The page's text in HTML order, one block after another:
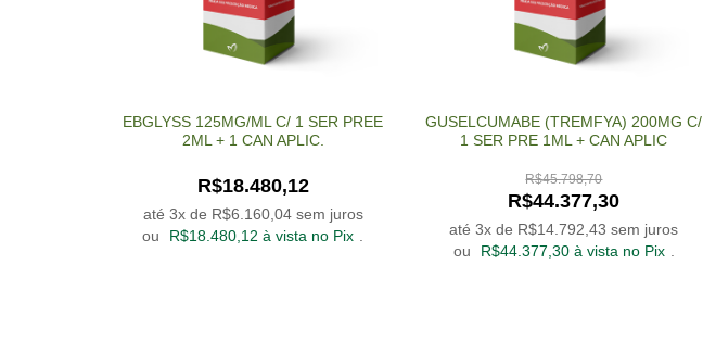
Alergias e Infecções da pele
Analgésico / AntitérmicoEBGLYSS 125MG/ML C/ 1 SER PREE
2ML + 1 CAN APLIC.
R$18.480,12
até 3x de R$6.160,04sem juros
ou
R$18.480,12 à vista no Pix
GUSELCUMABE (TREMFYA) 200MG C/
1 SER PRE 1ML + CAN APLIC
R$45.798,70
R$44.377,30
até 3x de R$14.792,43 sem juros
ou
R$44.377,30à vista no Pix